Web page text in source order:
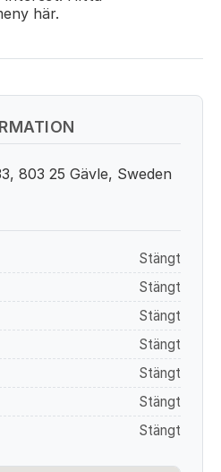
här.
803 25 Gävle, Sweden
Stängt
Stängt
Stängt
Stängt
Stängt
Stängt
Stängt